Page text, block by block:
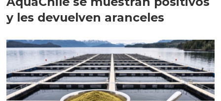
y les devuelven aranceles